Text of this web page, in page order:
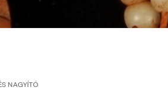
NAGYÍTÓ